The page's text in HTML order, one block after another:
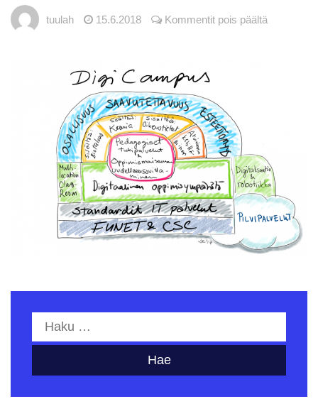
Katso miltä
5.5.2021
Digitaalinen
saavutettavuus
korkeakoulussa -webinaari
21.5.2021
29.6.2021
DigiCampus.fi
1.7.2021 lähtien
tuulah 15.6.2018 Kommentit pois päältä
Haku: